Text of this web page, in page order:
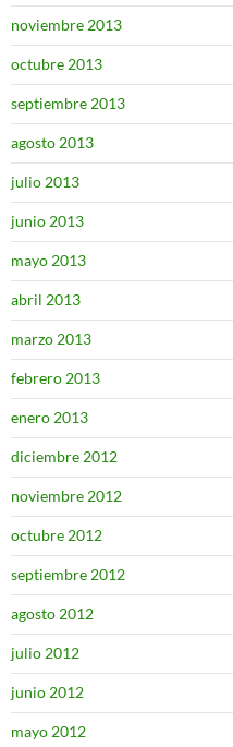
noviembre 2013
octubre 2013
septiembre 2013
agosto 2013
julio 2013
junio 2013
mayo 2013
abril 2013
marzo 2013
febrero 2013
enero 2013
diciembre 2012
noviembre 2012
octubre 2012
septiembre 2012
agosto 2012
julio 2012
junio 2012
mayo 2012